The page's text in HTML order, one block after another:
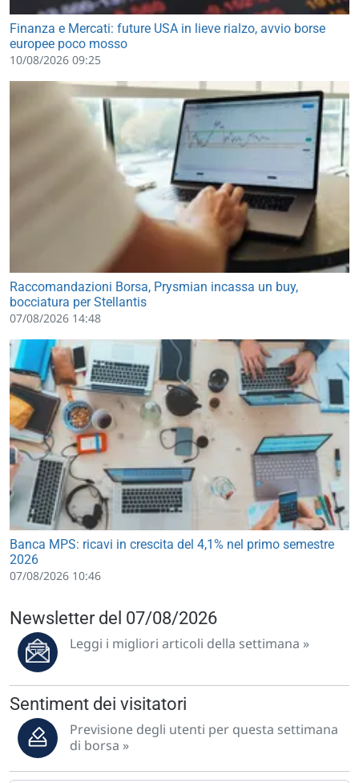
Finanza e Mercati: future USA in lieve rialzo, avvio borse
europee poco mosso
10/08/2026 09:25
Raccomandazioni Borsa, Prysmian incassa un buy,
bocciatura per Stellantis
07/08/2026 14:48
Banca MPS: ricavi in crescita del 4,1% nel primo semestre
2026
07/08/2026 10:46
Newsletter del 07/08/2026
Leggi i migliori articoli della settimana »
Sentiment dei visitatori
Previsione degli utenti per questa settimana
di borsa »